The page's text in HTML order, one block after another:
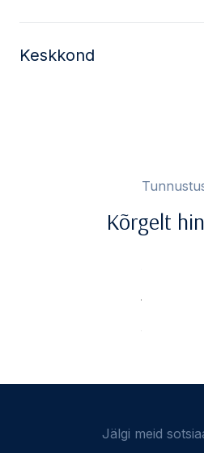
Keskkond
Kõrgelt
Jälgi meid